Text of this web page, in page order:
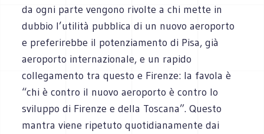
da ogni parte vengono rivolte a chi mette in
dubbio l’utilità pubblica di un nuovo aeroporto
e preferirebbe il potenziamento di Pisa, già
aeroporto internazionale, e un rapido
collegamento tra questo e Firenze: la favola è
“chi è contro il nuovo aeroporto è contro lo
sviluppo di Firenze e della Toscana”. Questo
mantra viene ripetuto quotidianamente dai